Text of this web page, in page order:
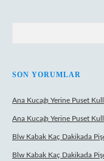
SON YORUMLAR
Ana Kucağı Yerine Puset
Ana Kucağı Yerine Puset
Blw Kabak Kaç Dakikada
Blw Kabak Kaç Dakikada